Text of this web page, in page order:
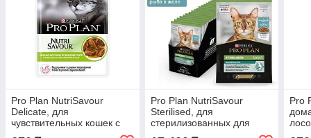
Pro Plan NutriSavour
Delicate, для
чувствительных кошек с
ягненком в соусе, пауч
Pro Plan NutriSavour
Sterilised, для
стерилизованных для
кошек с океанической
Pro